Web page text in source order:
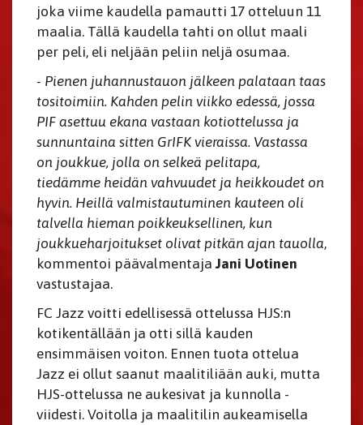
joka viime kaudella pamautti 17 otteluun 11
maalia. Tällä kaudella tahti on ollut maali
per peli, eli neljään peliin neljä osumaa.
- Pienen juhannustauon jälkeen palataan taas
tositoimiin. Kahden pelin viikko edessä, jossa
PIF asettuu ekana vastaan kotiottelussa ja
sunnuntaina sitten GrIFK vieraissa. Vastassa
on joukkue, jolla on selkeä pelitapa,
tiedämme heidän vahvuudet ja heikkoudet on
hyvin. Heillä valmistautuminen kauteen oli
talvella hieman poikkeuksellinen, kun
joukkueharjoitukset olivat pitkän ajan tauolla,
kommentoi päävalmentaja Jani Uotinen
vastustajaa.
FC Jazz voitti edellisessä ottelussa HJS:n
kotikentällään ja otti sillä kauden
ensimmäisen voiton. Ennen tuota ottelua
Jazz ei ollut saanut maalitiliään auki, mutta
HJS-ottelussa ne aukesivat ja kunnolla -
viidesti. Voitolla ja maalitilin aukeamisella